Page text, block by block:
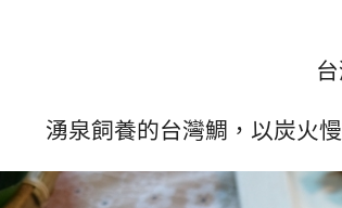
湧泉飼養的台灣鯛，以炭火